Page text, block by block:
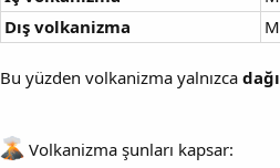
Dış volkanizma
Bu yüzden volkanizma yalnızca
Volkanizma şunları kapsar: